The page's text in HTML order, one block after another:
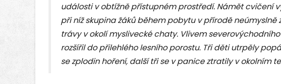
události v obtížně přístupném prostředí. Námět cvičení
při níž skupina žáků během pobytu v přírodě neúmyslně
trávy v okolí myslivecké chaty. Vlivem
rozšířil do přilehlého lesního porostu. Tři děti utrpěly
se zplodin hoření, další tři se v panice ztratily v okolním